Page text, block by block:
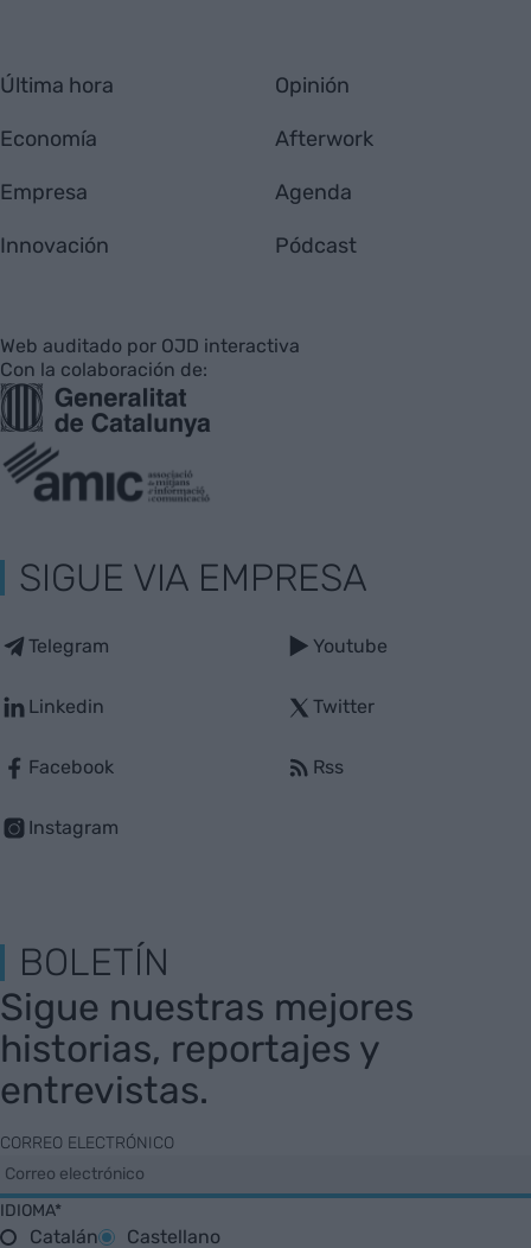
Última hora
Economía
Empresa
Innovación
Opinión
Afterwork
Agenda
Pódcast
Web auditado por OJD interactiva
Con la colaboración de:
SIGUE VIA EMPRESA
Telegram
Linkedin
Facebook
Instagram
Youtube
Twitter
Rss
BOLETÍN
Sigue nuestras mejores
historias, reportajes y
entrevistas.
CORREO ELECTRÓNICO
IDIOMA*
Catalán Castellano